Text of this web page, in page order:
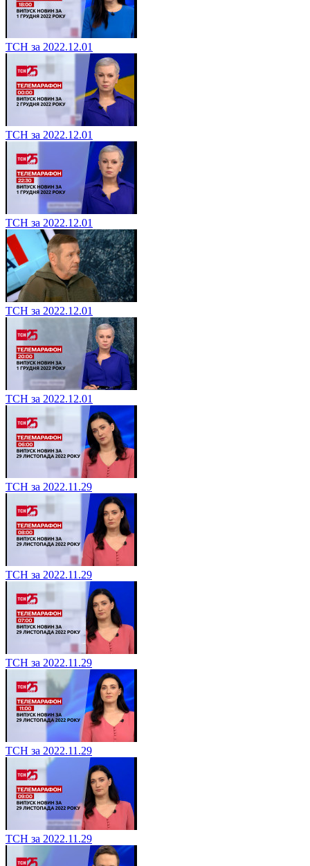
ТСН за 2022.12.01
ТСН за 2022.12.01
ТСН за 2022.12.01
ТСН за 2022.12.01
ТСН за 2022.12.01
ТСН за 2022.11.29
ТСН за 2022.11.29
ТСН за 2022.11.29
ТСН за 2022.11.29
ТСН за 2022.11.29